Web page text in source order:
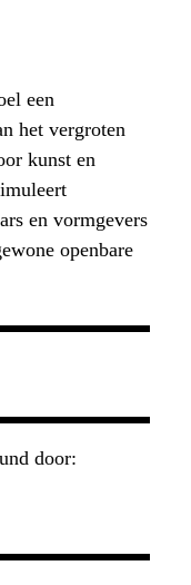
een
het vergroten
kunst en
en vormgevers
openbare
door: